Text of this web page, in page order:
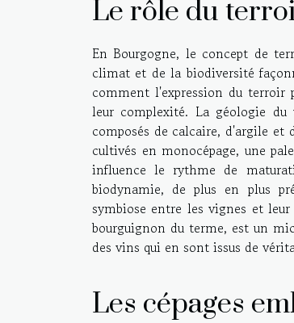
Le rôle du
En Bourgogne, le concept de
climat et de la biodiversité
comment l'expression du terroir
leur complexité. La géologie du
composés de calcaire, d'argile
cultivés en monocépage, une
influence le rythme de
biodynamie, de plus en plus
symbiose entre les vignes et
bourguignon du terme, est un
des vins qui en sont issus de
Les cépages